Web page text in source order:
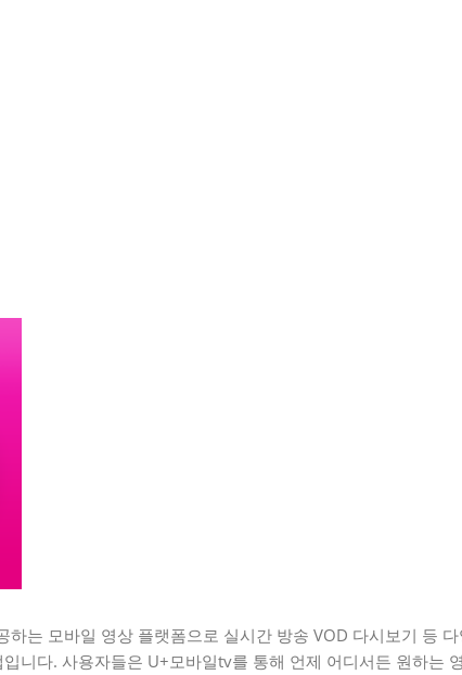
하는 모바일 영상 플랫폼으로 실시간 방송 VOD 다시보기 등
니다. 사용자들은 U+모바일tv를 통해 언제 어디서든 원하는